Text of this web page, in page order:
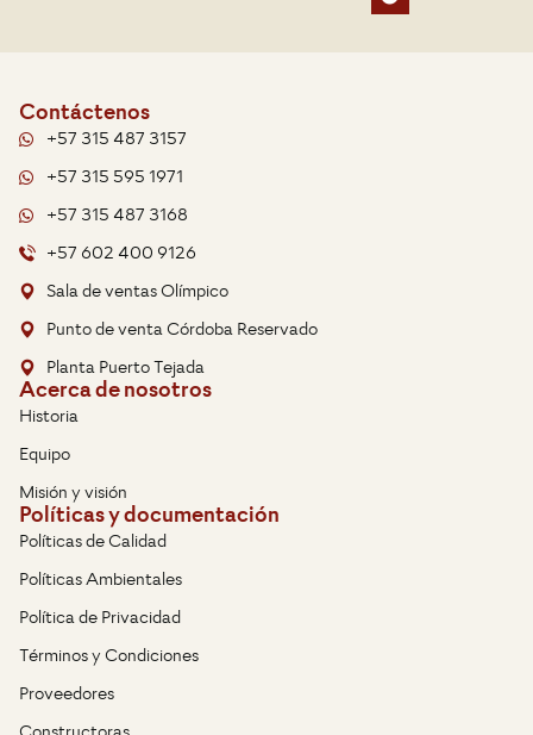
Contáctenos
+57 315 487 3157
+57 315 595 1971
+57 315 487 3168
+57 602 400 9126
Sala de ventas Olímpico
Punto de venta Córdoba Reservado
Planta Puerto Tejada
Acerca de nosotros
Historia
Equipo
Misión y visión
Políticas y documentación
Políticas de Calidad
Políticas Ambientales
Política de Privacidad
Términos y Condiciones
Proveedores